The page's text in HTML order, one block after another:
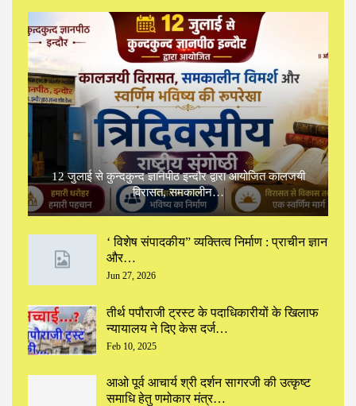
12 जुलाई से कुन्दकुन्द ज्ञानपीठ इन्दौर द्वारा आयोजित कालजयी
विरासत, समकालीन…
‘ विशेष संपादकीय” ‌व्यक्तित्व निर्माण : प्राचीन ज्ञान
और…
Jun 27, 2026
तीर्थ पपौराजी ट्रस्ट के पदाधिकारीयों के खिलाफ
न्यायालय ने दिए केस दर्ज…
Feb 10, 2025
आओ पूर्व आचार्य श्री दर्शन सागरजी की उत्कृष्ट
समाधि हेतु णमोकार मंत्र…